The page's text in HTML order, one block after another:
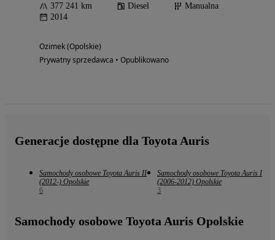
377 241 km Diesel
Manualna
2014
Ozimek (Opolskie)
Prywatny sprzedawca • Opublikowano
Generacje dostępne dla Toyota Auris
Samochody osobowe Toyota Auris II
(2012-) Opolskie
6
Samochody osobowe Toyota Auris I
(2006-2012) Opolskie
3
Samochody osobowe Toyota Auris Opolskie